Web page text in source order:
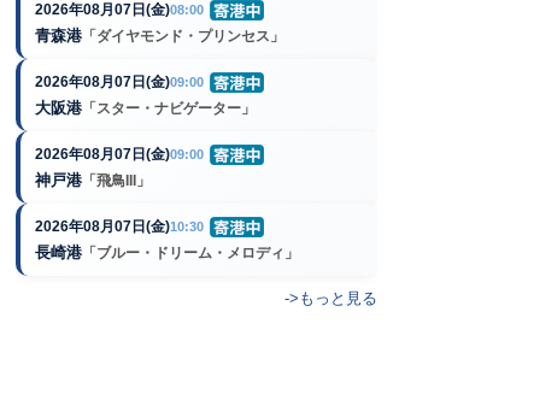
2026年08月07日(金)08:00
青森港 「ダイヤモンド・プリンセス」
2026年08月07日(金)09:00
大阪港 「スター・ナビゲーター」
2026年08月07日(金)09:00
神戸港 「飛鳥III」
2026年08月07日(金)10:30
長崎港 「ブルー・ドリーム・メロディ」
->もっと見る